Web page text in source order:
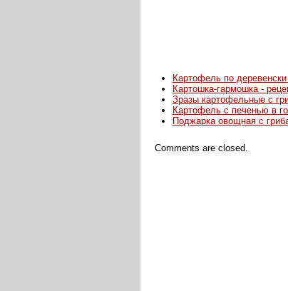
Картофель по
Картошка-гармошка -
Зразы картофельные с
Картофель с печенью в
Поджарка овощная с
Comments are closed.